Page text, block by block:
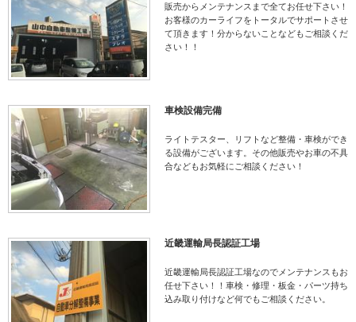
販売からメンテナンスまで全てお任せ下さい！
お客様のカーライフをトータルでサポートさせ
て頂きます！分からないことなどもご相談くだ
さい！！
車検設備完備
ライトテスター、リフトなど整備・車検ができ
る設備がございます。その他販売やお車の不具
合などもお気軽にご相談ください！
近畿運輸局長認証工場
近畿運輸局長認証工場なのでメンテナンスもお
任せ下さい！！車検・修理・板金・パーツ持ち
込み取り付けなど何でもご相談ください。